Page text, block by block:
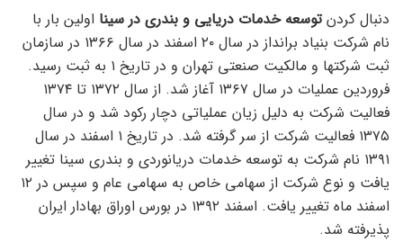
دنبال کردنتوسعه خدمات دریایی و بندری در سینا اولین بار با
نام شرکت بنیاد برانداز در سال ۲۰ اسفند در سال ۱۳۶۶ در سازمان
ثبت شرکتها و مالکیت صنعتی تهران و در تاریخ ۱ به ثبت رسید.
فروردین عملیات در سال ۱۳۶۷ آغاز شد. از سال ۱۳۷۲ تا ۱۳۷۴
فعالیت شرکت به دلیل زیان عملیاتی دچار رکود شد و در سال
۱۳۷۵ فعالیت شرکت از سر گرفته شد. در تاریخ ۱ اسفند در سال
۱۳۹۱ نام شرکت به توسعه خدمات دریانوردی و بندری سینا تغییر
یافت و نوع شرکت از سهامی خاص به سهامی عام و سپس در ۱۲
اسفند ماه تغییر یافت. اسفند ۱۳۹۲ در بورس اوراق بهادار ایران
پذیرفته شد.